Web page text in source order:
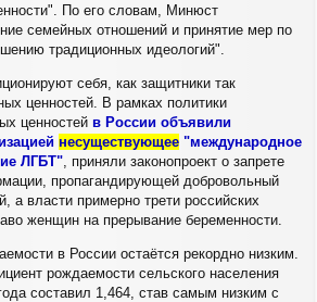
По его словам, Минюст
семейных отношений и принятие мер по
традиционных идеологий".
себя, как защитники так
ценностей. В рамках политики
ценностей в России объявили
несуществующее "международное
ЛГБТ" , приняли законопроект о запрете
пропагандирующей добровольный
а власти примерно трети российских
женщин на прерывание беременности.
в России остаётся рекордно низким.
рождаемости сельского населения
составил 1,464, став самым низким с